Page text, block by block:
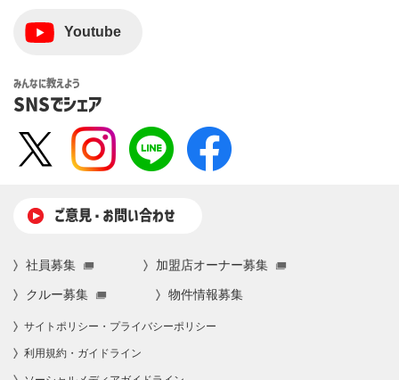
Youtube
みんなに教えよう
SNSでシェア
ご意⾒・お問い合わせ
社員募集 加盟店オーナー募集
クルー募集 物件情報募集
サイトポリシー・プライバシーポリシー
利⽤規約・ガイドライン